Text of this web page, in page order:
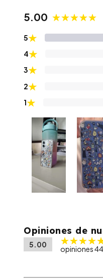
5.00
5★
4★
3★
2★
1★
Opiniones de
5.00 opiniones